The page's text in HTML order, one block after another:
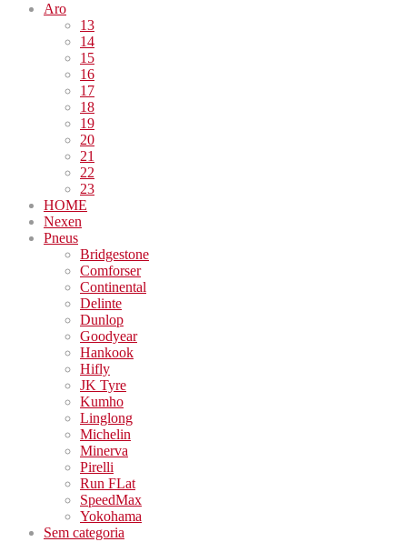
Aro
13
14
15
16
17
18
19
20
21
22
23
HOME
Nexen
Pneus
Bridgestone
Comforser
Continental
Delinte
Dunlop
Goodyear
Hankook
Hifly
JK Tyre
Kumho
Linglong
Michelin
Minerva
Pirelli
Run FLat
SpeedMax
Yokohama
Sem categoria